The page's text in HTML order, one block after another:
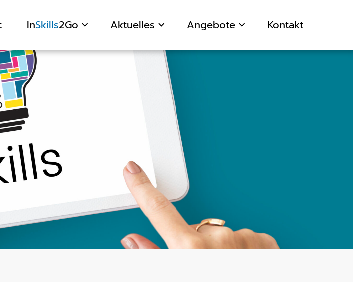
InSkills2Go Aktuelles Angebote Kontakt